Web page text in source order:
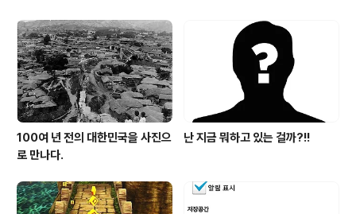
100여 년 전의 대한민국을 사진으
로 만나다.
난 지금 뭐하고 있는 걸까?!!